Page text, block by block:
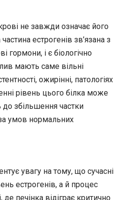
не завжди означає його
естрогенів зв’язана з
гормони, і є біологічно
мають саме вільні
ожирінні, патологіях
рівень цього білка може
збільшення частки
умов нормальних
увагу на тому, що сучасні
естрогенів, а й процес
де печінка відіграє критично